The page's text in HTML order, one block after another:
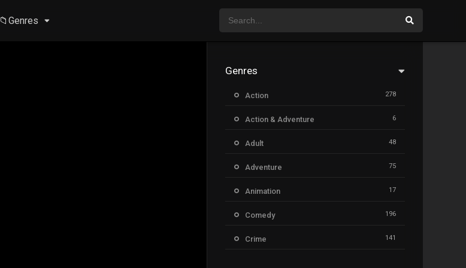
📁Genres
Genres
Action 278
Action & Adventure 6
Adult 48
Adventure 75
Animation 17
Comedy 196
Crime 141